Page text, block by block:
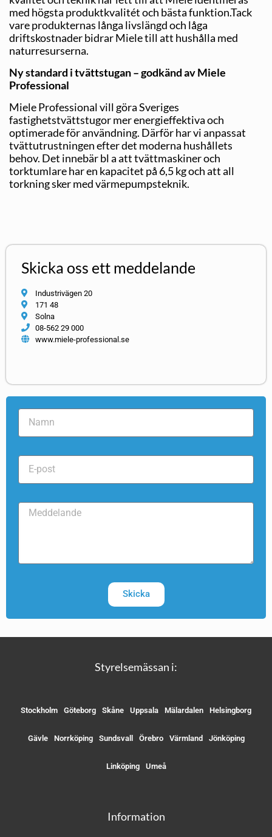
med högsta produktkvalitét och bästa funktion.Tack
vare produkternas långa livslängd och låga
driftskostnader bidrar Miele till att hushålla med
naturresurserna.
Ny standard i tvättstugan – godkänd av Miele
Professional
Miele Professional vill göra Sveriges
fastighetstvättstugor mer energieffektiva och
optimerade för användning. Därför har vi anpassat
tvättutrustningen efter det moderna hushållets
behov. Det innebär bl a att tvättmaskiner och
torktumlare har en kapacitet på 6,5 kg och att all
torkning sker med värmepumpsteknik.
Skicka oss ett meddelande
Industrivägen 20
171 48
Solna
08-562 29 000
www.miele-professional.se
Skicka
Styrelsemässan i:
Stockholm Göteborg Skåne Uppsala Mälardalen Helsingborg
Gävle Norrköping Sundsvall Örebro Värmland Jönköping
Linköping Umeå
Information